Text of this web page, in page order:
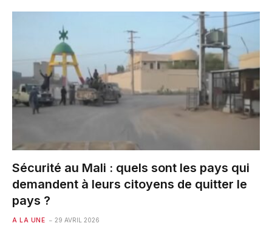
Sécurité au Mali : quels sont les pays qui
demandent à leurs citoyens de quitter le
pays ?
A LA UNE 29 AVRIL 2026